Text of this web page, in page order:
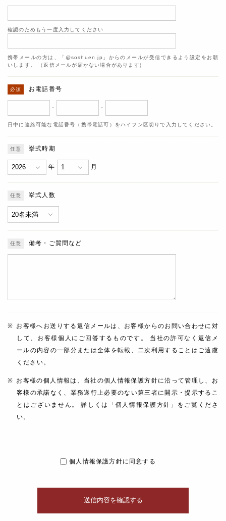
確認のためもう一度入力してください
携帯メールの方は、「@soshuen.jp」からのメールが受信できるよう設定をお願
いします。 （返信メールが届かない場合があります)
お電話番号
- -
日中に連絡可能な電話番号（携帯電話可）をハイフン区切りで入力してください。
挙式時期
年 月
挙式人数
備考・ご質問など
お客様へお送りする返信メールは、お客様からのお問い合わせに対
して、お客様個人にご回答するものです。 当社の許可なく返信メ
ールの内容の一部分または全体を転載、二次利用することはご遠慮
ください。
お客様の個人情報は、当社の個人情報保護方針に沿って管理し、お
客様の承諾なく、業務遂行上必要のない第三者に開示・提示するこ
とはございません。 詳しくは「個人情報保護方針」をご覧くださ
い。
個人情報保護方針に同意する